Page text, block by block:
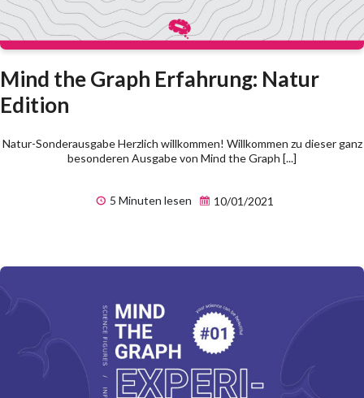
Mind the Graph Erfahrung: Natur
Edition
Natur-Sonderausgabe Herzlich willkommen! Willkommen zu dieser ganz
besonderen Ausgabe von Mind the Graph [...]
5 Minuten lesen 10/01/2021